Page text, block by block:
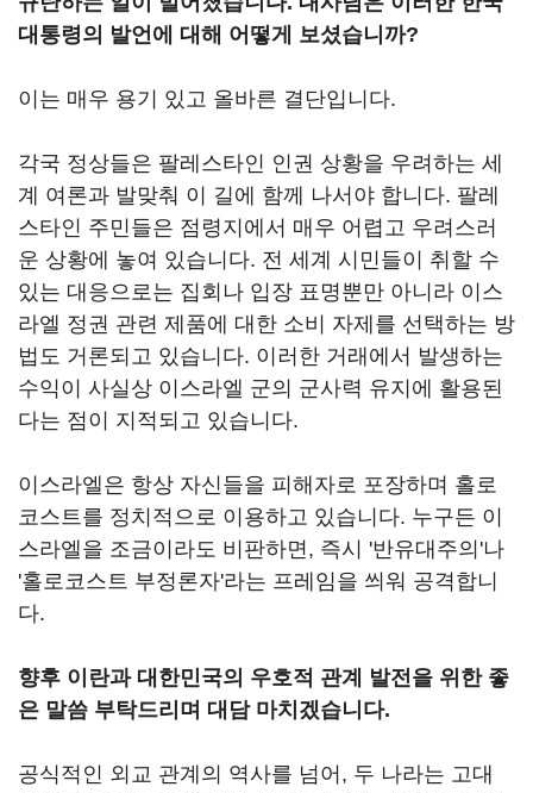
대통령의 발언에 대해 어떻게 보셨습니까?
이는 매우 용기 있고 올바른 결단입니다.
각국 정상들은 팔레스타인 인권 상황을 우려하는 세
계 여론과 발맞춰 이 길에 함께 나서야 합니다. 팔레
스타인 주민들은 점령지에서 매우 어렵고 우려스러
운 상황에 놓여 있습니다. 전 세계 시민들이 취할 수
있는 대응으로는 집회나 입장 표명뿐만 아니라 이스
라엘 정권 관련 제품에 대한 소비 자제를 선택하는 방
법도 거론되고 있습니다. 이러한 거래에서 발생하는
수익이 사실상 이스라엘 군의 군사력 유지에 활용된
다는 점이 지적되고 있습니다.
이스라엘은 항상 자신들을 피해자로 포장하며 홀로
코스트를 정치적으로 이용하고 있습니다. 누구든 이
스라엘을 조금이라도 비판하면, 즉시 '반유대주의'나
'홀로코스트 부정론자'라는 프레임을 씌워 공격합니
다.
향후 이란과 대한민국의 우호적 관계 발전을 위한 좋
은 말씀 부탁드리며 대담 마치겠습니다.
공식적인 외교 관계의 역사를 넘어, 두 나라는 고대